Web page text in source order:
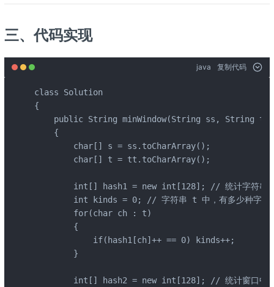
三、代码实现
java 复制代码
class Solution
{
public String minWindow(String ss, String
    {
        char[] s = ss.toCharArray();
        char[] t = tt.toCharArray();
int[] hash1 = new int[128]; // 统计字符串
        int kinds = 0; // 字符串 t 中，有多少种字符
        for(char ch : t)
        {
            if(hash1[ch]++ == 0) kinds++;
        }
int[] hash2 = new int[128]; // 统计窗口中